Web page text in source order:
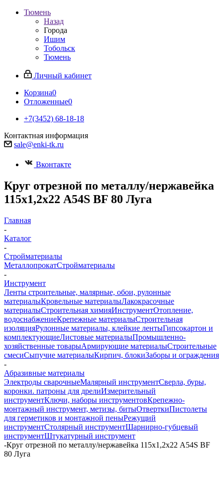
Тюмень
Назад
Города
Ишим
Тобольск
Тюмень
Личный кабинет
Корзина0
Отложенные0
+7(3452) 68-18-18
Контактная информация
sale@enki-tk.ru
Вконтакте
Круг отрезной по металлу/нержавейка
115х1,2х22 A54S BF 80 Луга
Главная
-
Каталог
-
Стройматериалы
МеталлопрокатСтройматериалы
-
Инструмент
Ленты строительные, малярные, обои, рулонные
материалыКровельные материалыЛакокрасочные
материалыСтроительная химияИнструментОтопление,
водоснабжениеКрепежные материалыСтроительная
изоляцияРулонные материалы, клейкие лентыГипсокартон и
комплектующиеЛистовые материалыПромышленно-
хозяйственные товарыАрмирующие материалыСтроительные
смесиСыпучие материалыКирпич, блокиЗаборы и ограждения
-
Абразивные материалы
Электроды сварочныеМалярный инструментСверла, буры,
коронки. патроны для дрелиИзмерительный
инструментКлючи, наборы инструментовКрепежно-
монтажный инструмент, метизы, битыОтверткиПистолеты
для герметиков и монтажной пеныРежущий
инструментСтолярный инструментШарнирно-губцевый
инструментШтукатурный инструмент
-Круг отрезной по металлу/нержавейка 115х1,2х22 A54S BF
80 Луга